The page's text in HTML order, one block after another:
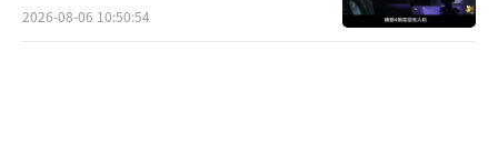
2026-08-06 10:50:54